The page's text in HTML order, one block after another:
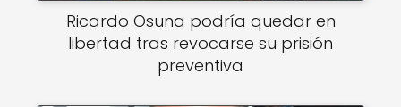
Ricardo Osuna podría quedar en
libertad tras revocarse su prisión
preventiva